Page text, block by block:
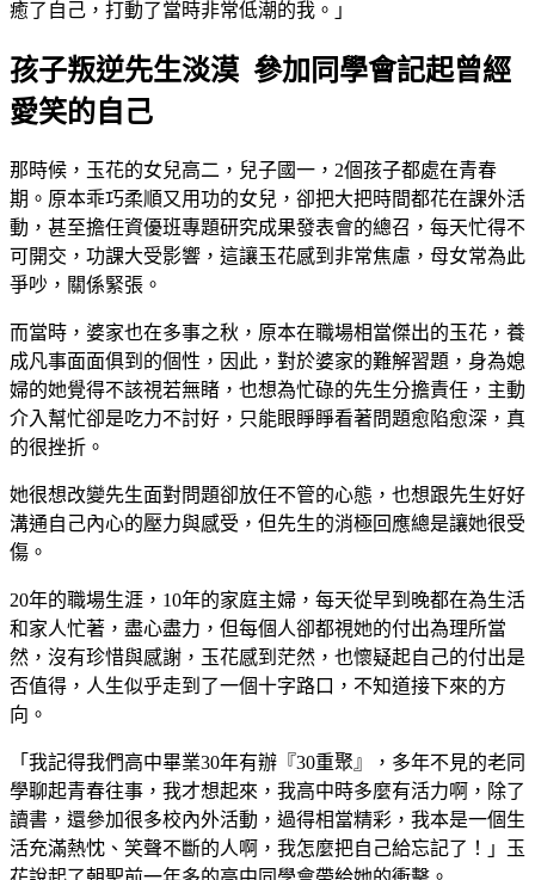
癒了自己，打動了當時非常低潮的我。」
孩子叛逆先生淡漠 參加同學會記起曾經
愛笑的自己
那時候，玉花的女兒高二，兒子國一，2個孩子都處在青春
期。原本乖巧柔順又用功的女兒，卻把大把時間都花在課外活
動，甚至擔任資優班專題研究成果發表會的總召，每天忙得不
可開交，功課大受影響，這讓玉花感到非常焦慮，母女常為此
爭吵，關係緊張。
而當時，婆家也在多事之秋，原本在職場相當傑出的玉花，養
成凡事面面俱到的個性，因此，對於婆家的難解習題，身為媳
婦的她覺得不該視若無睹，也想為忙碌的先生分擔責任，主動
介入幫忙卻是吃力不討好，只能眼睜睜看著問題愈陷愈深，真
的很挫折。
她很想改變先生面對問題卻放任不管的心態，也想跟先生好好
溝通自己內心的壓力與感受，但先生的消極回應總是讓她很受
傷。
20年的職場生涯，10年的家庭主婦，每天從早到晚都在為生活
和家人忙著，盡心盡力，但每個人卻都視她的付出為理所當
然，沒有珍惜與感謝，玉花感到茫然，也懷疑起自己的付出是
否值得，人生似乎走到了一個十字路口，不知道接下來的方
向。
「我記得我們高中畢業30年有辦『30重聚』，多年不見的老同
學聊起青春往事，我才想起來，我高中時多麼有活力啊，除了
讀書，還參加很多校內外活動，過得相當精彩，我本是一個生
活充滿熱忱、笑聲不斷的人啊，我怎麼把自己給忘記了！」玉